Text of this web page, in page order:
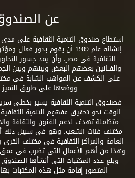
عن
استطاع صندوق التنمية الثقافية على
إنشائه عام 1989 أن يقوم بدور
الثقافية فى مصر، وأن يمد جسور
والفنانين بعضهم البعض وبينهم وبين
على الكشف عن المواهب الشابة فى
ووضعها على طريق التميز
فصندوق التنمية الثقافية يسير بخطى
الوقت نحو تحقيق مفهوم التنمية
متكاملة تهدف لدعم الفنون والثقافة
مختلف فئات الشعب. وهو فى سبيل ذلك
العامة والمراكز الثقافية فى مختلف القرى
وهذا من أهم الأعمال التى تضرب فى عمق
وبلغ عدد المكتبات التى أنشأها
المتصور إقامة مثل هذه المكتبات بها